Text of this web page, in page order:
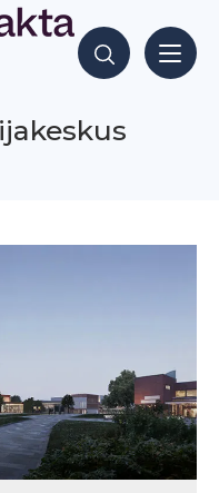
Hae sisältöjä